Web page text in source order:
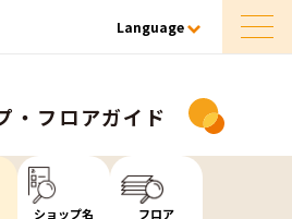
Language
・フロアガイド
ショップ名
フロア